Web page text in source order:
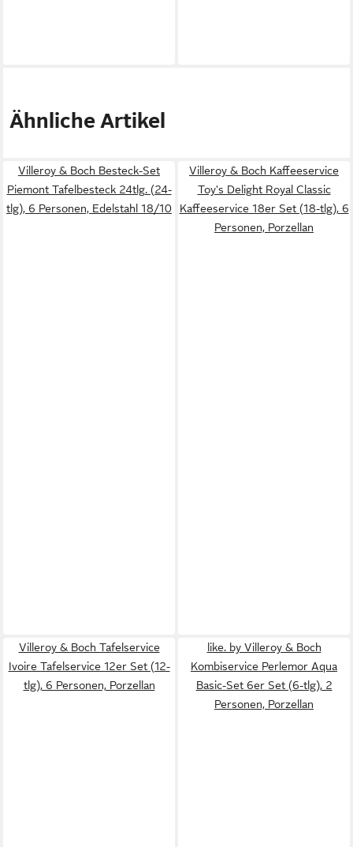
Ähnliche Artikel
Villeroy & Boch Besteck-Set
Piemont Tafelbesteck 24tlg. (24-
tlg), 6 Personen, Edelstahl 18/10
Villeroy & Boch Kaffeeservice
Toy's Delight Royal Classic
Kaffeeservice 18er Set (18-tlg), 6
Personen, Porzellan
Villeroy & Boch Tafelservice
Ivoire Tafelservice 12er Set (12-
tlg), 6 Personen, Porzellan
like. by Villeroy & Boch
Kombiservice Perlemor Aqua
Basic-Set 6er Set (6-tlg), 2
Personen, Porzellan